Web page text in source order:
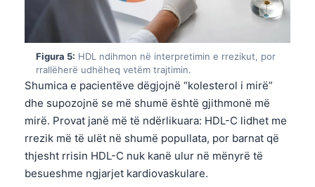
Figura 5: HDL ndihmon në interpretimin e rrezikut, por
rrallëherë udhëheq vetëm trajtimin.
Shumica e pacientëve dëgjojnë “kolesterol i mirë”
dhe supozojnë se më shumë është gjithmonë më
mirë. Provat janë më të ndërlikuara: HDL-C lidhet me
rrezik më të ulët në shumë popullata, por barnat që
thjesht rrisin HDL-C nuk kanë ulur në mënyrë të
besueshme ngjarjet kardiovaskulare.